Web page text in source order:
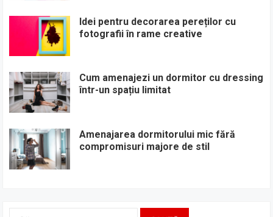
Idei pentru decorarea pereților cu
fotografii în rame creative
Cum amenajezi un dormitor cu dressing
într-un spațiu limitat
Amenajarea dormitorului mic fără
compromisuri majore de stil